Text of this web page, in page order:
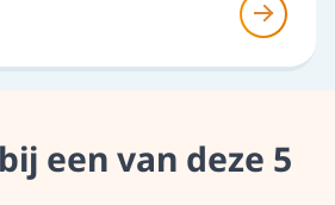
een van deze 5